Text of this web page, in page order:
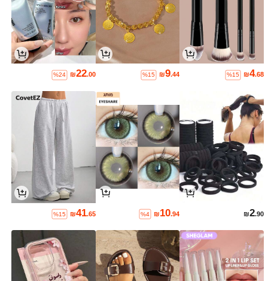
₪4.68
%15
₪9.44
%15
₪22.00
%24
₪2.90
₪10.94
%4
₪41.65
%15